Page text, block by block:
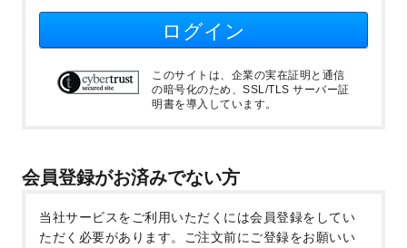
ログイン
このサイトは、企業の実在証明と通信
の暗号化のため、SSL/TLS サーバー証
明書を導入しています。
会員登録がお済みでない方
当社サービスをご利用いただくには会員登録をしてい
ただく必要があります。
ご注文前にご登録をお願いい